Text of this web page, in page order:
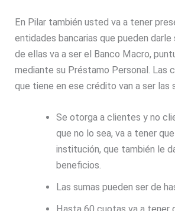
En Pilar también usted va a tener
entidades bancarias que pueden darle
de ellas va a ser el Banco Macro,
mediante su Préstamo Personal. Las
que tiene en ese crédito van a ser las
Se otorga a clientes y no
que no lo sea, va a tener
institución, que también le
beneficios.
Las sumas pueden ser de